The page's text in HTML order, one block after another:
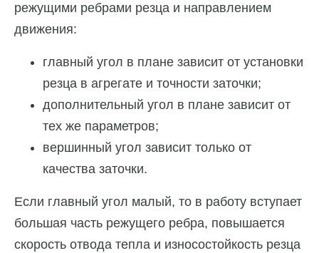
режущими ребрами резца и направлением
движения:
главный угол в плане зависит от установки
резца в агрегате и точности заточки;
дополнительный угол в плане зависит от
тех же параметров;
вершинный угол зависит только от
качества заточки.
Если главный угол малый, то в работу вступает
большая часть режущего ребра, повышается
скорость отвода тепла и износостойкость резца